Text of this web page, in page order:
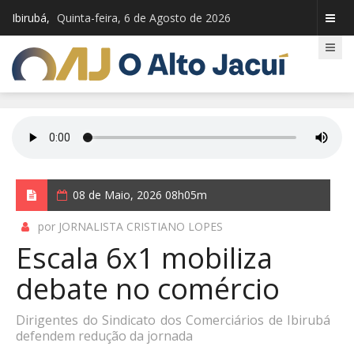
Ibirubá, Quinta-feira, 6 de Agosto de 2026
08 de Maio, 2026 08h05m
por JORNALISTA CRISTIANO LOPES
Escala 6x1 mobiliza
debate no comércio
Dirigentes do Sindicato dos Comerciários de Ibirubá
defendem redução da jornada